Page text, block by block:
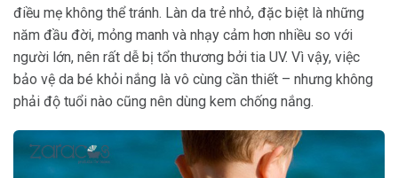
điều mẹ không thể tránh. Làn da trẻ nhỏ, đặc biệt là những
năm đầu đời, mỏng manh và nhạy cảm hơn nhiều so với
người lớn, nên rất dễ bị tổn thương bởi tia UV. Vì vậy, việc
bảo vệ da bé khỏi nắng là vô cùng cần thiết – nhưng không
phải độ tuổi nào cũng nên dùng kem chống nắng.